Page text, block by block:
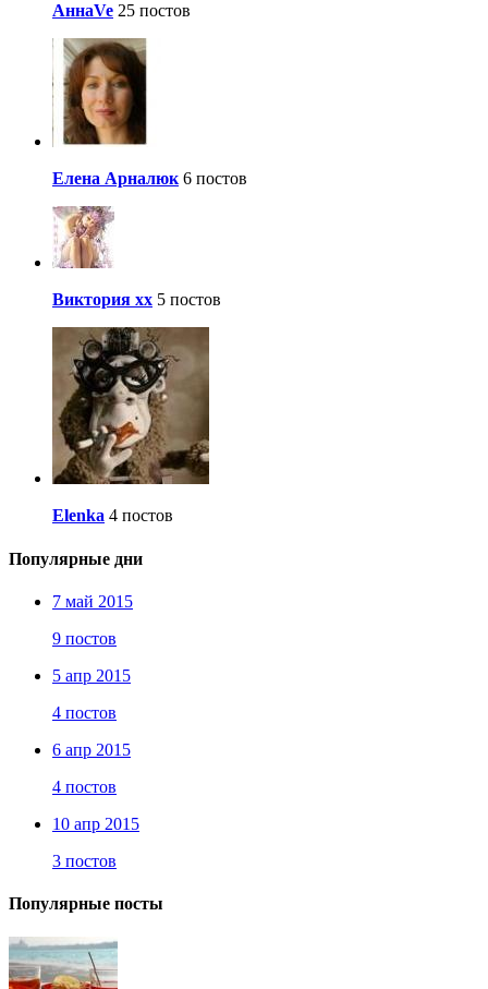
АннаVe 25 постов
Елена Арналюк 6 постов
Виктория хх 5 постов
Elenka 4 постов
Популярные дни
7 май 2015
9 постов
5 апр 2015
4 постов
6 апр 2015
4 постов
10 апр 2015
3 постов
Популярные посты